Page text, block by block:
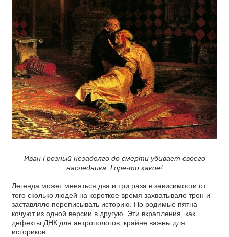
Иван Грозный незадолго до смерти убивает своего
наследника. Горе-то какое!
Легенда может меняться два и три раза в зависимости от
того сколько людей на короткое время захватывало трон и
заставляло переписывать историю. Но родимые пятна
кочуют из одной версии в другую. Эти вкрапления, как
дефекты ДНК для антропологов, крайне важны для
историков.